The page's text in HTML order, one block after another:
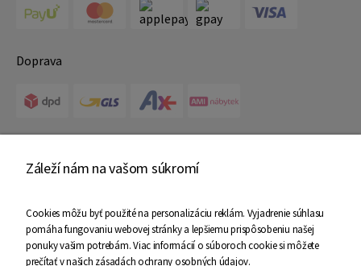
Doprava
Záleží nám na vašom súkromí
Cookies môžu byť použité na personalizáciu reklám. Vyjadrenie súhlasu
pomáha fungovaniu webovej stránky a lepšiemu prispôsobeniu našej
ponuky vašim potrebám. Viac informácií o súboroch cookie si môžete
prečítať v našich zásadách ochrany osobných údajov.